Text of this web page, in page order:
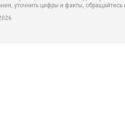
уточнить цифры и факты,